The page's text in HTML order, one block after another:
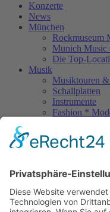
Konzerte
News
München
Rockmuseum
Munich Music
Die Top-
Musik
Musiktouren
Schallplatten
Instrumente
Fashion *
Rock
Stones Day
Unerhört
The Lost 80s
Über uns
Kontakt